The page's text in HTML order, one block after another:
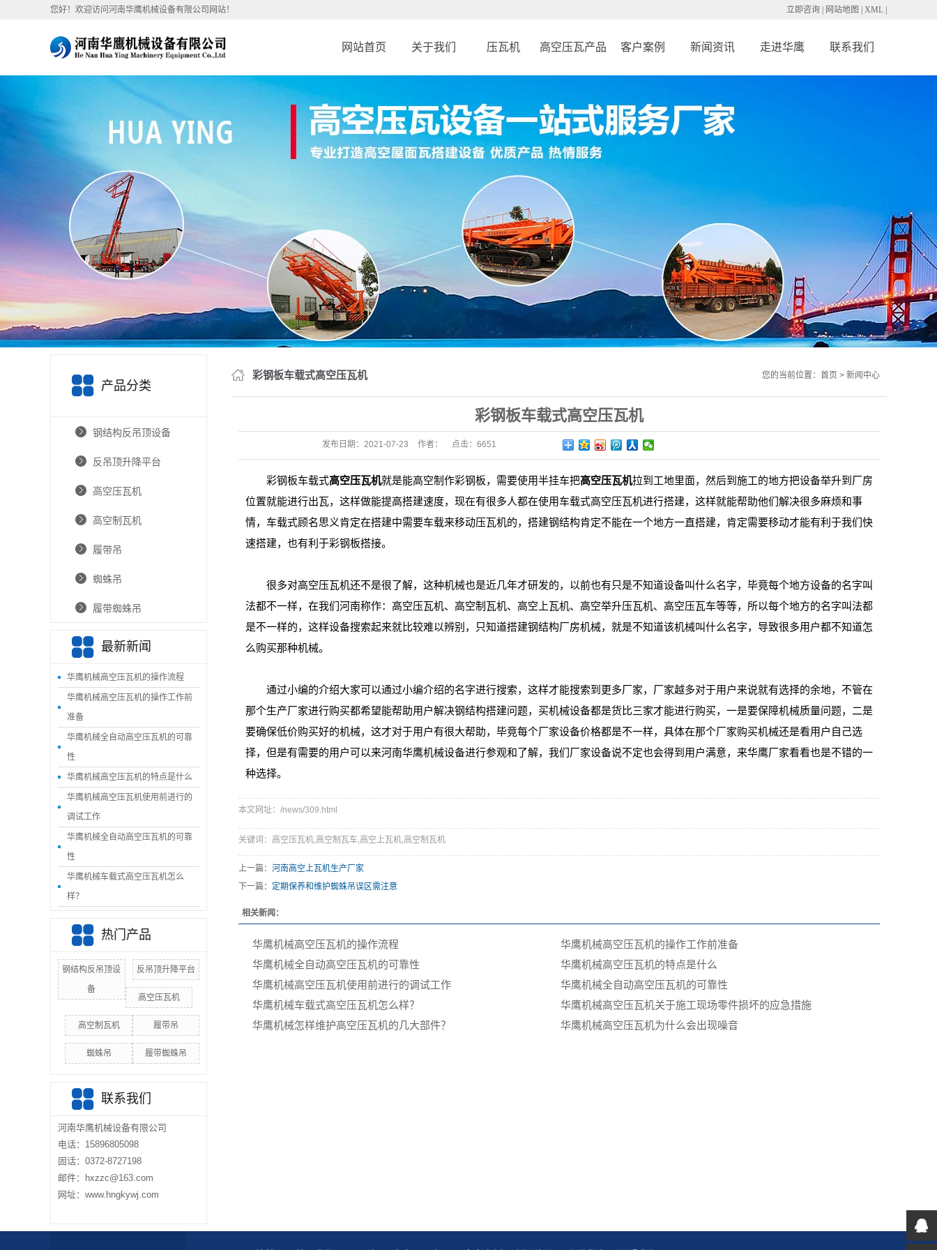
您好！欢迎访问河南华鹰机械设备有限公司网站！ 立即咨询 网站地图 XML
网站首页 关于我们
企业文化
压瓦机
25 米履带倾斜平台
860型角驰压瓦机
470型彩钢压瓦机
820型彩钢压瓦机
高空压瓦产品
反吊顶升降平台
高空制瓦机
履带蜘蛛吊
客户案例 新闻资讯 走进华鹰 联系我们
产品分类
钢结构反吊顶设备
反吊顶升降平台
高空压瓦机
高空制瓦机
履带吊
蜘蛛吊
履带蜘蛛吊
最新新闻
华鹰机械高空压瓦机的操作流程
华鹰机械高空压瓦机的操作工作前
准备
华鹰机械‌全自动高空压瓦机的可靠
性
华鹰机械‌高空压瓦机的特点是什么
华鹰机械‌高空压瓦机使用前进行的
调试工作
华鹰机械‌全自动高空压瓦机的可靠
性
华鹰机械‌车载式高空压瓦机怎么
样？
热门产品
钢结构反吊顶设
备
反吊顶升降平台
高空压瓦机
高空制瓦机 履带吊
蜘蛛吊 履带蜘蛛吊
联系我们
河南华鹰机械设备有限公司
电话：15896805098
固话：0372-8727198
邮件：hxzzc@163.com
网址：www.hngkywj.com
彩钢板车载式高空压瓦机 您的当前位置： 首页 > 新闻中心
​彩钢板车载式高空压瓦机
发布日期： 2021-07-23 作者： 点击： 6651
彩钢板车载式高空压瓦机就是能高空制作彩钢板，需要使用半挂车把高空压瓦机拉到工地里面，然后到施工的地方把设备举升到厂房
位置就能进行出瓦，这样做能提高搭建速度，现在有很多人都在使用车载式高空压瓦机进行搭建，这样就能帮助他们解决很多麻烦和事
情，车载式顾名思义肯定在搭建中需要车载来移动压瓦机的，搭建钢结构肯定不能在一个地方一直搭建，肯定需要移动才能有利于我们快
速搭建，也有利于彩钢板搭接。
很多对高空压瓦机还不是很了解，这种机械也是近几年才研发的，以前也有只是不知道设备叫什么名字，毕竟每个地方设备的名字叫
法都不一样，在我们河南称作：高空压瓦机、高空制瓦机、高空上瓦机、高空举升压瓦机、高空压瓦车等等，所以每个地方的名字叫法都
是不一样的，这样设备搜索起来就比较难以辨别，只知道搭建钢结构厂房机械，就是不知道该机械叫什么名字，导致很多用户都不知道怎
么购买那种机械。
通过小编的介绍大家可以通过小编介绍的名字进行搜索，这样才能搜索到更多厂家，厂家越多对于用户来说就有选择的余地，不管在
那个生产厂家进行购买都希望能帮助用户解决钢结构搭建问题，买机械设备都是货比三家才能进行购买，一是要保障机械质量问题，二是
要确保低价购买好的机械，这才对于用户有很大帮助，毕竟每个厂家设备价格都是不一样，具体在那个厂家购买机械还是看用户自己选
择，但是有需要的用户可以来河南华鹰机械设备进行参观和了解，我们厂家设备说不定也会得到用户满意，来华鹰厂家看看也是不错的一
种选择。
本文网址：/news/309.html
关键词：高空压瓦机,高空制瓦车,高空上瓦机,高空制瓦机
上一篇： 河南高空上瓦机生产厂家
下一篇： 定期保养和维护蜘蛛吊误区需注意
相关新闻：
华鹰机械高空压瓦机的操作流程
华鹰机械高空压瓦机的操作工作前准备
华鹰机械‌全自动高空压瓦机的可靠性
华鹰机械‌高空压瓦机的特点是什么
华鹰机械‌高空压瓦机使用前进行的调试工作
华鹰机械‌全自动高空压瓦机的可靠性
华鹰机械‌车载式高空压瓦机怎么样？
华鹰机械高空压瓦机关于施工现场零件损坏的应急措施
华鹰机械怎样维护高空压瓦机的几大部件？
华鹰机械高空压瓦机为什么会出现噪音